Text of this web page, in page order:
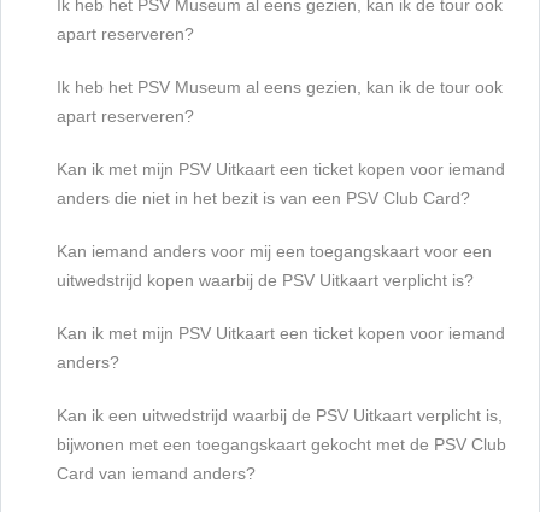
Ik heb het PSV Museum al eens gezien, kan ik de tour ook
apart reserveren?
Ik heb het PSV Museum al eens gezien, kan ik de tour ook
apart reserveren?
Kan ik met mijn PSV Uitkaart een ticket kopen voor iemand
anders die niet in het bezit is van een PSV Club Card?
Kan iemand anders voor mij een toegangskaart voor een
uitwedstrijd kopen waarbij de PSV Uitkaart verplicht is?
Kan ik met mijn PSV Uitkaart een ticket kopen voor iemand
anders?
Kan ik een uitwedstrijd waarbij de PSV Uitkaart verplicht is,
bijwonen met een toegangskaart gekocht met de PSV Club
Card van iemand anders?